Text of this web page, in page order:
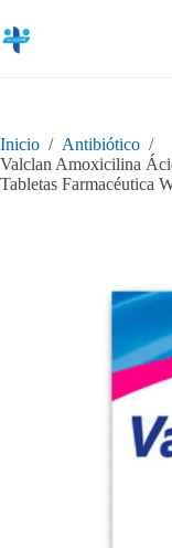
al
contenido
Inicio / Antibiótico /
Valclan Amoxicilina
Tabletas Farmacéutica